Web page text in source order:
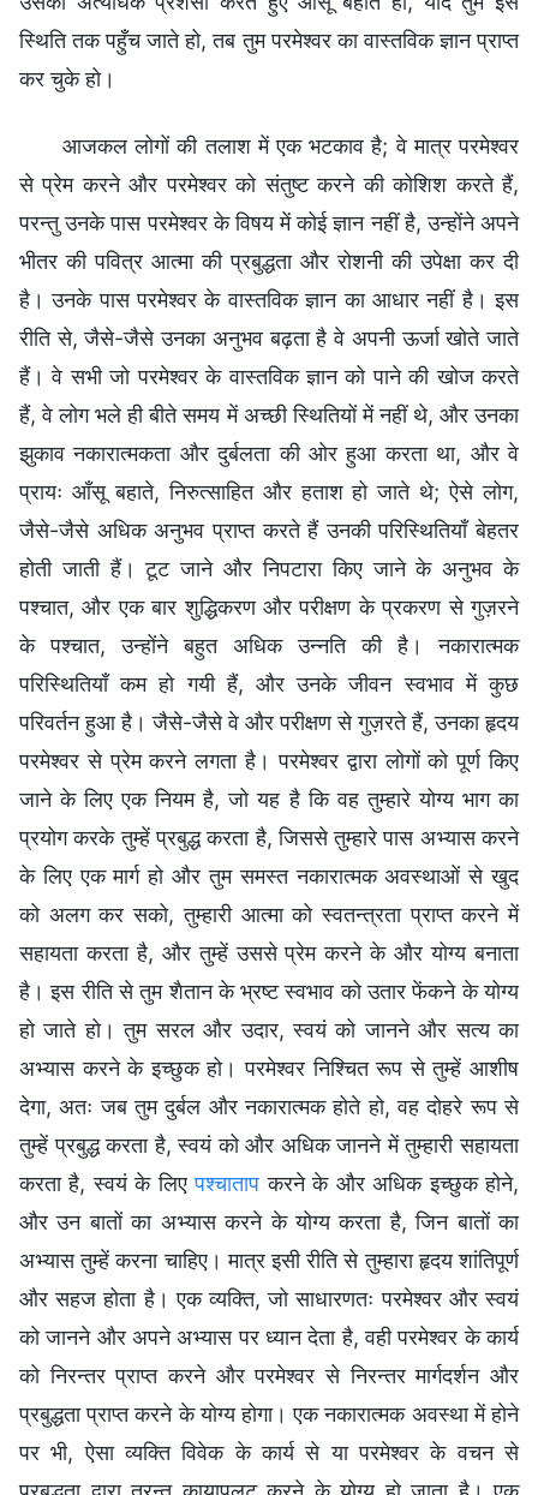
स्थिति तक पहुँच जाते हो, तब तुम परमेश्वर का वास्तविक ज्ञान प्राप्त
कर चुके हो।
आजकल लोगों की तलाश में एक भटकाव है; वे मात्र परमेश्वर
से प्रेम करने और परमेश्वर को संतुष्ट करने की कोशिश करते हैं,
परन्तु उनके पास परमेश्वर के विषय में कोई ज्ञान नहीं है, उन्होंने अपने
भीतर की पवित्र आत्मा की प्रबुद्धता और रोशनी की उपेक्षा कर दी
है। उनके पास परमेश्वर के वास्तविक ज्ञान का आधार नहीं है। इस
रीति से, जैसे-जैसे उनका अनुभव बढ़ता है वे अपनी ऊर्जा खोते जाते
हैं। वे सभी जो परमेश्वर के वास्तविक ज्ञान को पाने की खोज करते
हैं, वे लोग भले ही बीते समय में अच्छी स्थितियों में नहीं थे, और उनका
झुकाव नकारात्मकता और दुर्बलता की ओर हुआ करता था, और वे
प्रायः आँसू बहाते, निरुत्साहित और हताश हो जाते थे; ऐसे लोग,
जैसे-जैसे अधिक अनुभव प्राप्त करते हैं उनकी परिस्थितियाँ बेहतर
होती जाती हैं। टूट जाने और निपटारा किए जाने के अनुभव के
पश्चात, और एक बार शुद्धिकरण और परीक्षण के प्रकरण से गुज़रने
के पश्चात, उन्होंने बहुत अधिक उन्नति की है। नकारात्मक
परिस्थितियाँ कम हो गयी हैं, और उनके जीवन स्वभाव में कुछ
परिवर्तन हुआ है। जैसे-जैसे वे और परीक्षण से गुज़रते हैं, उनका हृदय
परमेश्वर से प्रेम करने लगता है। परमेश्वर द्वारा लोगों को पूर्ण किए
जाने के लिए एक नियम है, जो यह है कि वह तुम्हारे योग्य भाग का
प्रयोग करके तुम्हें प्रबुद्ध करता है, जिससे तुम्हारे पास अभ्यास करने
के लिए एक मार्ग हो और तुम समस्त नकारात्मक अवस्थाओं से खुद
को अलग कर सको, तुम्हारी आत्मा को स्वतन्त्रता प्राप्त करने में
सहायता करता है, और तुम्हें उससे प्रेम करने के और योग्य बनाता
है। इस रीति से तुम शैतान के भ्रष्ट स्वभाव को उतार फेंकने के योग्य
हो जाते हो। तुम सरल और उदार, स्वयं को जानने और सत्य का
अभ्यास करने के इच्छुक हो। परमेश्वर निश्चित रूप से तुम्हें आशीष
देगा, अतः जब तुम दुर्बल और नकारात्मक होते हो, वह दोहरे रूप से
तुम्हें प्रबुद्ध करता है, स्वयं को और अधिक जानने में तुम्हारी सहायता
करता है, स्वयं के लिएपश्चाताप करने के और अधिक इच्छुक होने,
और उन बातों का अभ्यास करने के योग्य करता है, जिन बातों का
अभ्यास तुम्हें करना चाहिए। मात्र इसी रीति से तुम्हारा हृदय शांतिपूर्ण
और सहज होता है। एक व्यक्ति, जो साधारणतः परमेश्वर और स्वयं
को जानने और अपने अभ्यास पर ध्यान देता है, वही परमेश्वर के कार्य
को निरन्तर प्राप्त करने और परमेश्वर से निरन्तर मार्गदर्शन और
प्रबुद्धता प्राप्त करने के योग्य होगा। एक नकारात्मक अवस्था में होने
पर भी, ऐसा व्यक्ति विवेक के कार्य से या परमेश्वर के वचन से